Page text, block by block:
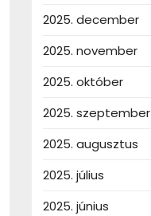
2025. december
2025. november
2025. október
2025. szeptember
2025. augusztus
2025. július
2025. június